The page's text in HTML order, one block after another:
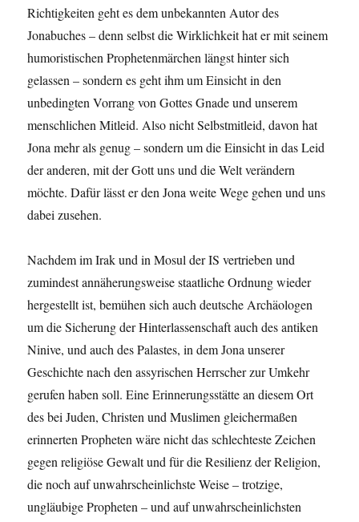
Richtigkeiten geht es dem unbekannten Autor des
Jonabuches – denn selbst die Wirklichkeit hat er mit seinem
humoristischen Prophetenmärchen längst hinter sich
gelassen – sondern es geht ihm um Einsicht in den
unbedingten Vorrang von Gottes Gnade und unserem
menschlichen Mitleid. Also nicht Selbstmitleid, davon hat
Jona mehr als genug – sondern um die Einsicht in das Leid
der anderen, mit der Gott uns und die Welt verändern
möchte. Dafür lässt er den Jona weite Wege gehen und uns
dabei zusehen.
Nachdem im Irak und in Mosul der IS vertrieben und
zumindest annäherungsweise staatliche Ordnung wieder
hergestellt ist, bemühen sich auch deutsche Archäologen
um die Sicherung der Hinterlassenschaft auch des antiken
Ninive, und auch des Palastes, in dem Jona unserer
Geschichte nach den assyrischen Herrscher zur Umkehr
gerufen haben soll. Eine Erinnerungsstätte an diesem Ort
des bei Juden, Christen und Muslimen gleichermaßen
erinnerten Propheten wäre nicht das schlechteste Zeichen
gegen religiöse Gewalt und für die Resilienz der Religion,
die noch auf unwahrscheinlichste Weise – trotzige,
ungläubige Propheten – und auf unwahrscheinlichsten